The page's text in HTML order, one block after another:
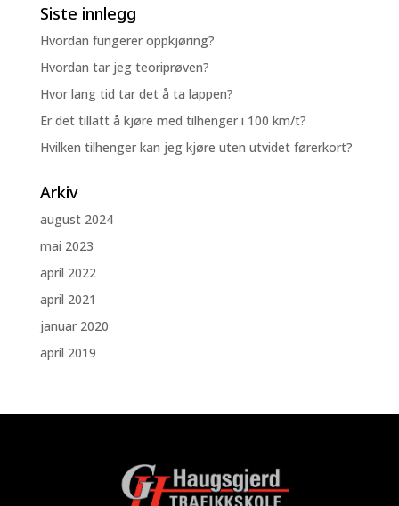
Siste innlegg
Hvordan fungerer oppkjøring?
Hvordan tar jeg teoriprøven?
Hvor lang tid tar det å ta lappen?
Er det tillatt å kjøre med tilhenger i 100 km/t?
Hvilken tilhenger kan jeg kjøre uten utvidet førerkort?
Arkiv
august 2024
mai 2023
april 2022
april 2021
januar 2020
april 2019